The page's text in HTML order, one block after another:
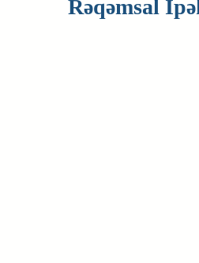
Rəqəmsal